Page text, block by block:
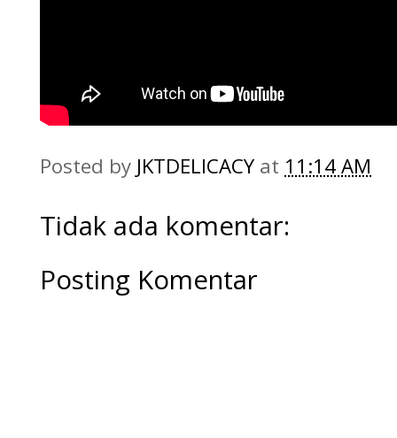
Posted by JKTDELICACY at 11:14 AM
Tidak ada komentar:
Posting Komentar